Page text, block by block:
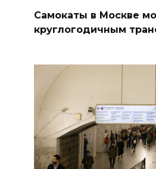
Самокаты в Москве
круглогодичным